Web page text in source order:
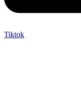
Tiktok